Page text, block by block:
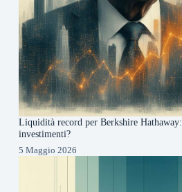
Liquidità record per Berkshire
investimenti?
5 Maggio 2026